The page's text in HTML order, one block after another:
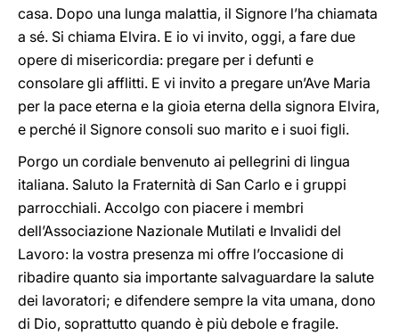
casa. Dopo una lunga malattia, il Signore l’ha chiamata
a sé. Si chiama Elvira. E io vi invito, oggi, a fare due
opere di misericordia: pregare per i defunti e
consolare gli afflitti. E vi invito a pregare un’Ave Maria
per la pace eterna e la gioia eterna della signora Elvira,
e perché il Signore consoli suo marito e i suoi figli.
Porgo un cordiale benvenuto ai pellegrini di lingua
italiana. Saluto la Fraternità di San Carlo e i gruppi
parrocchiali. Accolgo con piacere i membri
dell’Associazione Nazionale Mutilati e Invalidi del
Lavoro: la vostra presenza mi offre l’occasione di
ribadire quanto sia importante salvaguardare la salute
dei lavoratori; e difendere sempre la vita umana, dono
di Dio, soprattutto quando è più debole e fragile.